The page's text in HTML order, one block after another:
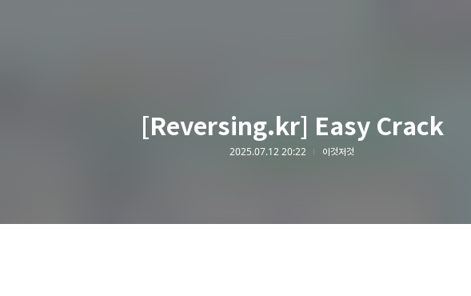
[Reversing.kr] Easy Crack
2025.07.12 20:22 이것저것